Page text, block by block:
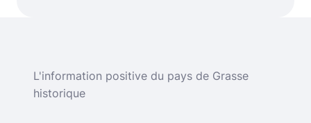
L'information positive du pays de Grasse
historique